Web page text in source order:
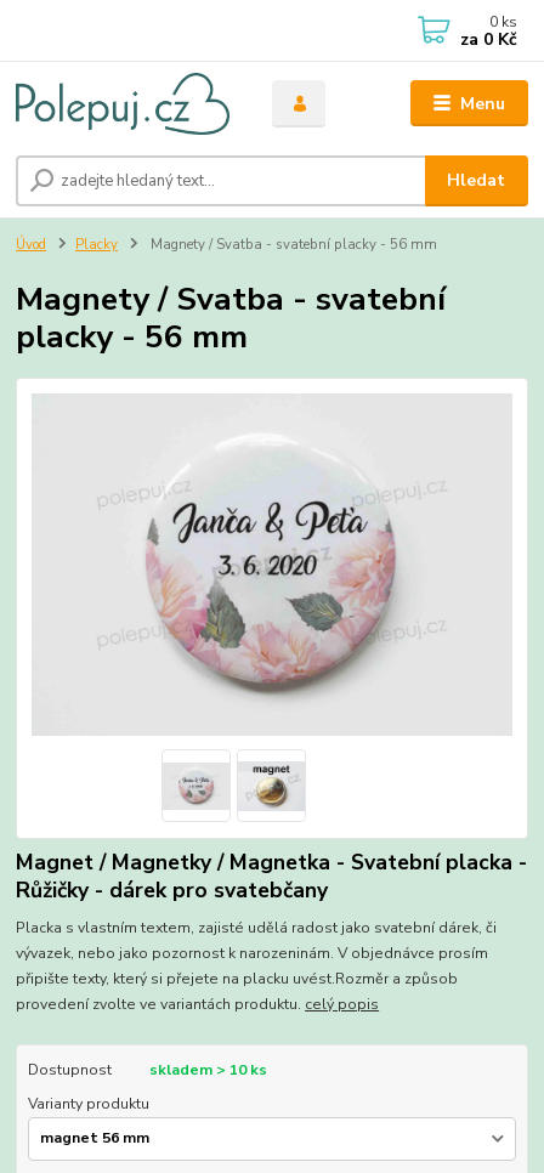
Menu
Hledat
0 ks
za 0 Kč
Úvod Placky Magnety / Svatba - svatební placky - 56 mm
Magnety / Svatba - svatební
placky - 56 mm
Magnet / Magnetky / Magnetka - Svatební placka -
Růžičky - dárek pro svatebčany
Placka s vlastním textem, zajisté udělá radost jako svatební dárek, či
vývazek, nebo jako pozornost k narozeninám. V objednávce prosím
připište texty, který si přejete na placku uvést.Rozměr a způsob
provedení zvolte ve variantách produktu. celý popis
Dostupnost
skladem > 10 ks
Varianty produktu